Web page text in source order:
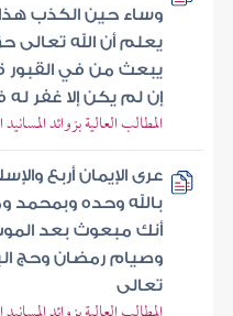
وساء حين الكذب
يعلم أن الله تعالى
يبعث من في القبور
إن لم يكن إلا غفر له
المطالب العالية بزوائد
عرى الإيمان أربع
بالله وحده وبمحمد
أنك مبعوث بعد الموت
وصيام رمضان وحج
تعالى